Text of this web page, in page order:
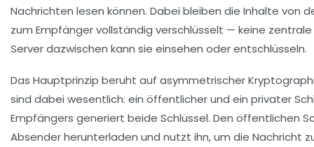
Nachrichten lesen können. Dabei bleiben die Inhalte von
zum Empfänger vollständig verschlüsselt — keine
Server dazwischen kann sie einsehen oder entschlüsseln.
Das Hauptprinzip beruht auf asymmetrischer
sind dabei wesentlich: ein öffentlicher und ein privater
Empfängers generiert beide Schlüssel. Den öffentlichen
Absender herunterladen und nutzt ihn, um die Nachricht